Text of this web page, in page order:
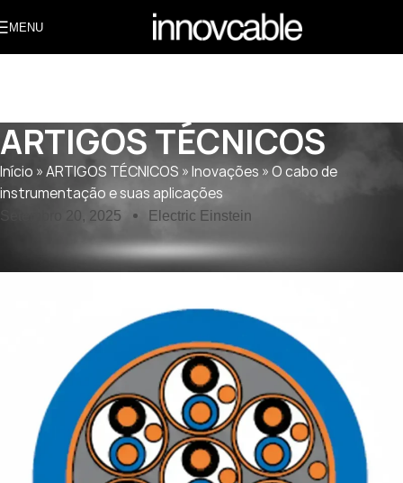
MENU
ARTIGOS TÉCNICOS
Início »ARTIGOS TÉCNICOS »Inovações »O cabo de
instrumentação e suas aplicações
Setembro 20, 2025 Electric Einstein